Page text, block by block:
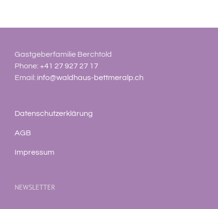
Gastgeberfamilie Berchtold
Phone:+41 27 927 27 17
Email: info@waldhaus-bettmeralp.ch
Datenschutzerklärung
AGB
Impressum
NEWSLETTER